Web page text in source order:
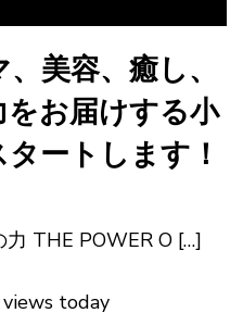
美容、癒し、
お届けする小
ートします！
力 THE POWER O […]
today